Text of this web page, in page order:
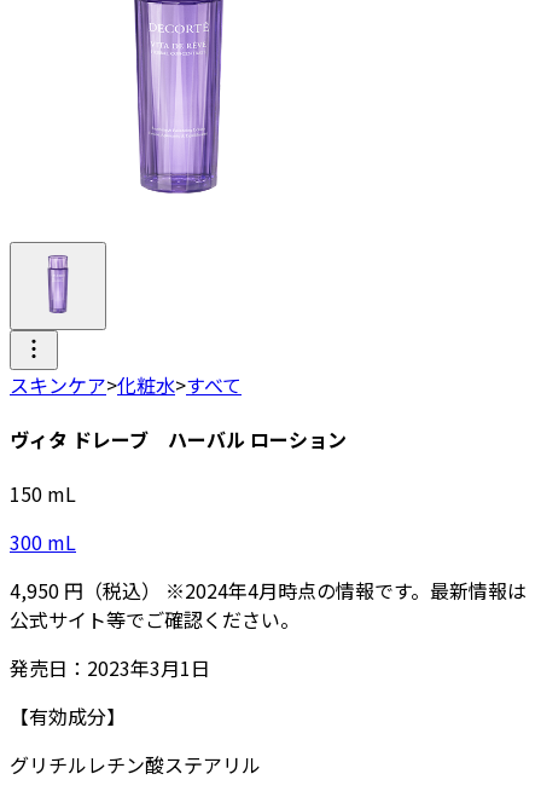
スキンケア>化粧水>すべて
ヴィタ ドレーブ ハーバル ローション
150 mL
300 mL
4,950 円 （税込） ※2024年4月時点の情報です。最新情報は
公式サイト等でご確認ください。
発売日： 2023年3月1日
【有効成分】
グリチルレチン酸ステアリル